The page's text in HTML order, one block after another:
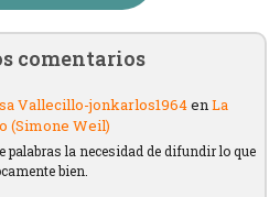
comentarios
Vallecillo-jonkarlos1964enLa
(Simone Weil)
palabras la necesidad de difundir lo que
bien.